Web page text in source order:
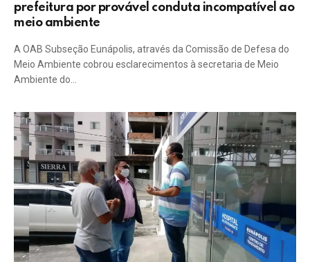
prefeitura por provável conduta incompatível ao
meio ambiente
A OAB Subseção Eunápolis, através da Comissão de Defesa do
Meio Ambiente cobrou esclarecimentos à secretaria de Meio
Ambiente do…